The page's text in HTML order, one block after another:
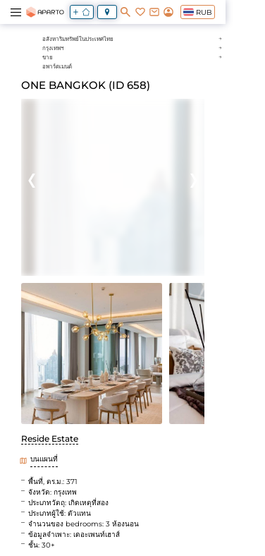
RUB
อสังหาริมทรัพย์ในประเทศไทย
กรุงเทพฯ
ขาย
อพาร์ตเมนต์
ONE BANGKOK (ID 658)
Reside Estate
บนแผนที่
พื้นที่, ตร.ม.: 371
จังหวัด: กรุงเทพ
ประเภทวัตถุ: เกิดเหตุที่สอง
ประเภทผู้ใช้: ตัวแทน
จำนวนของ bedrooms: 3 ห้องนอน
ข้อมูลจำเพาะ: เดอะเพนท์เฮาส์
ชั้น: 30+